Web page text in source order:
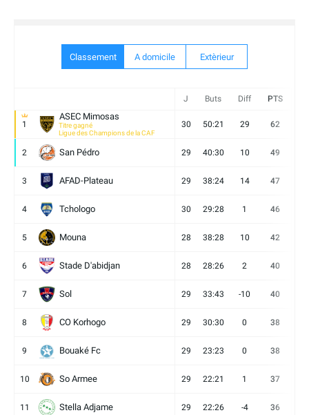
Classement A domicile Extèrieur
J Buts Diff PTS
1
ASEC Mimosas
Titre gagné
Ligue des Champions de la CAF
30 50:21 29 62
2 San Pédro 29 40:30 10 49
3 AFAD-Plateau 29 38:24 14 47
4 Tchologo 30 29:28 1 46
5 Mouna 28 38:28 10 42
6 Stade D'abidjan 28 28:26 2 40
7 Sol 29 33:43 -10 40
8 CO Korhogo 29 30:30 0 38
9 Bouaké Fc 29 23:23 0 38
10 So Armee 29 22:21 1 37
11 Stella Adjame 29 22:26 -4 36